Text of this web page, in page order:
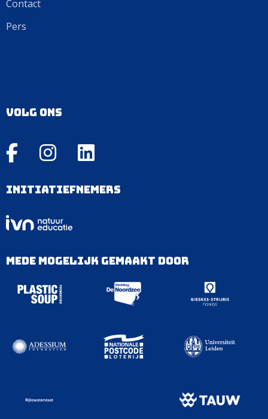
Contact
Pers
Volg ons
Initiatiefnemers
Mede mogelijk gemaakt door